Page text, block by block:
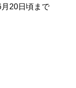
20日頃まで